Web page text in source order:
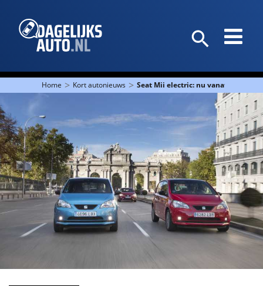
Home > Kort autonieuws > Seat Mii electric: nu vanaf 229 euro